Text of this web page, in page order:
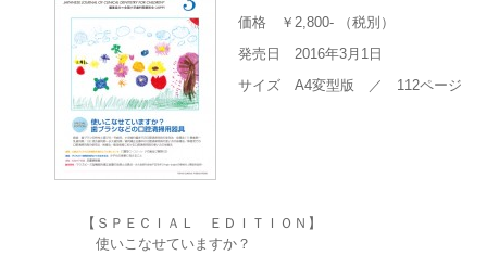
価格 ￥2,800- （税別）
発売日 2016年3月1日
サイズ A4変型版 ／ 112ページ
【ＳＰＥＣＩＡＬ ＥＤＩＴＩＯＮ】
使いこなせていますか？